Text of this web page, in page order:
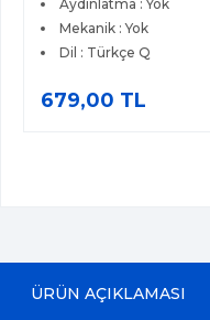
Aydınlatma : Yok
Mekanik : Yok
Dil : Türkçe Q
679,00 TL
ÜRÜN AÇIKLAMASI